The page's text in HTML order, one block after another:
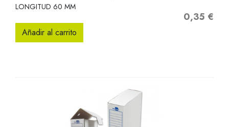
LONGITUD 60 MM
Precio
0,35 €
Añadir al carrito